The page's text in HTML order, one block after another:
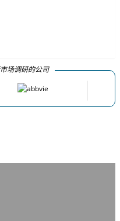
场调研的公司